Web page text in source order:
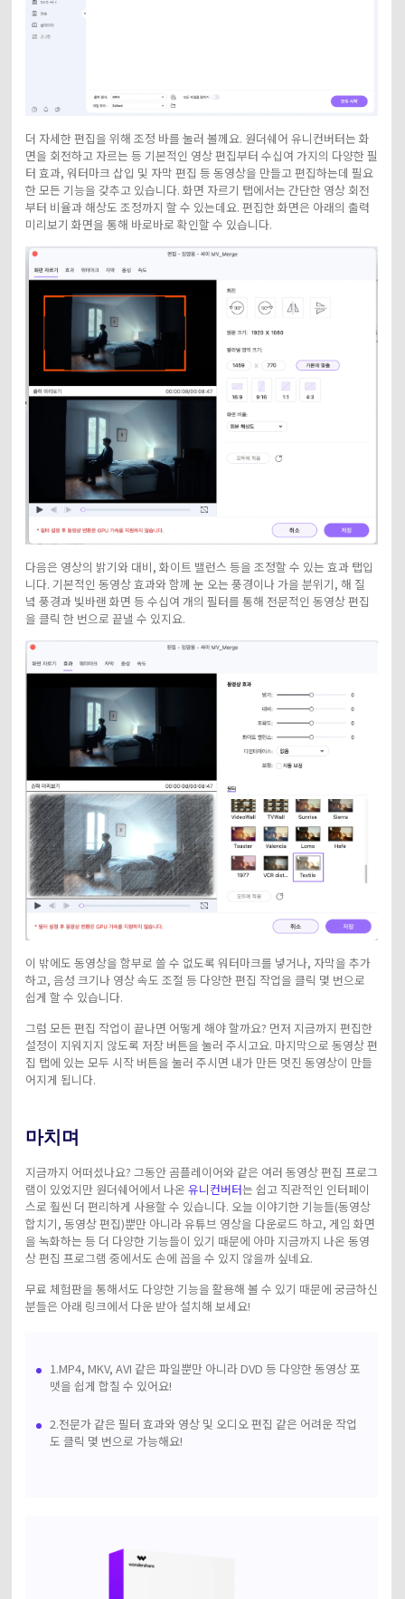
더 자세한 편집을 위해 조정 바를 눌러 볼께요. 원더쉐어 유니컨버터는 화
면을 회전하고 자르는 등 기본적인 영상 편집부터 수십여 가지의 다양한 필
터 효과, 워터마크 삽입 및 자막 편집 등 동영상을 만들고 편집하는데 필요
한 모든 기능을 갖추고 있습니다. 화면 자르기 탭에서는 간단한 영상 회전
부터 비율과 해상도 조정까지 할 수 있는데요. 편집한 화면은 아래의 출력
미리보기 화면을 통해 바로바로 확인할 수 있습니다.
다음은 영상의 밝기와 대비, 화이트 밸런스 등을 조정할 수 있는 효과 탭입
니다. 기본적인 동영상 효과와 함께 눈 오는 풍경이나 가을 분위기, 해 질
녘 풍경과 빛바랜 화면 등 수십여 개의 필터를 통해 전문적인 동영상 편집
을 클릭 한 번으로 끝낼 수 있지요.
이 밖에도 동영상을 함부로 쓸 수 없도록 워터마크를 넣거나, 자막을 추가
하고, 음성 크기나 영상 속도 조절 등 다양한 편집 작업을 클릭 몇 번으로
쉽게 할 수 있습니다.
그럼 모든 편집 작업이 끝나면 어떻게 해야 할까요? 먼저 지금까지 편집한
설정이 지워지지 않도록 저장 버튼을 눌러 주시고요. 마지막으로 동영상 편
집 탭에 있는 모두 시작 버튼을 눌러 주시면 내가 만든 멋진 동영상이 만들
어지게 됩니다.
마치며
지금까지 어떠셨나요? 그동안 곰플레이어와 같은 여러 동영상 편집 프로그
램이 있었지만 원더쉐어에서 나온 유니컨버터는 쉽고 직관적인 인터페이
스로 훨씬 더 편리하게 사용할 수 있습니다. 오늘 이야기한 기능들(동영상
합치기, 동영상 편집)뿐만 아니라 유튜브 영상을 다운로드 하고, 게임 화면
을 녹화하는 등 더 다양한 기능들이 있기 때문에 아마 지금까지 나온 동영
상 편집 프로그램 중에서도 손에 꼽을 수 있지 않을까 싶네요.
무료 체험판을 통해서도 다양한 기능을 활용해 볼 수 있기 때문에 궁금하신
분들은 아래 링크에서 다운 받아 설치해 보세요!
1.MP4, MKV, AVI 같은 파일뿐만 아니라 DVD 등 다양한 동영상 포
맷을 쉽게 합칠 수 있어요!
2.전문가 같은 필터 효과와 영상 및 오디오 편집 같은 어려운 작업
도 클릭 몇 번으로 가능해요!